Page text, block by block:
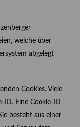
welche über
abgelegt
Cookies. Viele
ID. Eine Cookie-ID
besteht aus einer